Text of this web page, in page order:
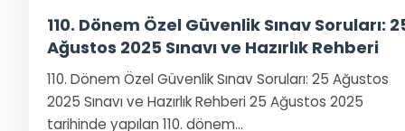
110. Dönem Özel Güvenlik Sınav Soruları:
Ağustos 2025 Sınavı ve Hazırlık Rehberi
110. Dönem Özel Güvenlik Sınav Soruları: 25 Ağustos
2025 Sınavı ve Hazırlık Rehberi 25 Ağustos 2025
tarihinde yapılan 110. dönem…